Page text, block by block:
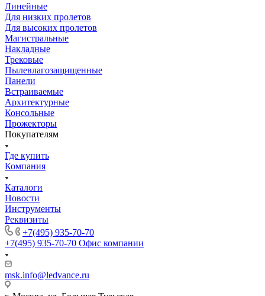
Линейные
Для низких пролетов
Для высоких пролетов
Магистральные
Накладные
Трековые
Пылевлагозащищенные
Панели
Встраиваемые
Архитектурные
Консольные
Прожекторы
Покупателям
Где купить
Компания
Каталоги
Новости
Инструменты
Реквизиты
+7(495) 935-70-70
+7(495) 935-70-70 Офис компании
msk.info@ledvance.ru